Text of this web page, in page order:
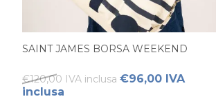
SAINT JAMES BORSA WEEKEND
€120,00 IVA inclusa €96,00 IVA
inclusa